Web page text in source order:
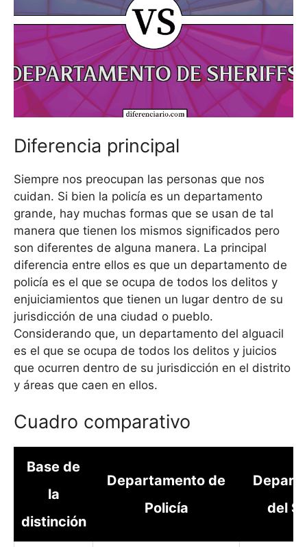
Diferencia principal
Siempre nos preocupan las personas que nos
cuidan. Si bien la policía es un departamento
grande, hay muchas formas que se usan de tal
manera que tienen los mismos significados pero
son diferentes de alguna manera. La principal
diferencia entre ellos es que un departamento de
policía es el que se ocupa de todos los delitos y
enjuiciamientos que tienen un lugar dentro de su
jurisdicción de una ciudad o pueblo.
Considerando que, un departamento del alguacil
es el que se ocupa de todos los delitos y juicios
que ocurren dentro de su jurisdicción en el distrito
y áreas que caen en ellos.
Cuadro comparativo
Base de
la
distinción
Departamento de
Policía
del